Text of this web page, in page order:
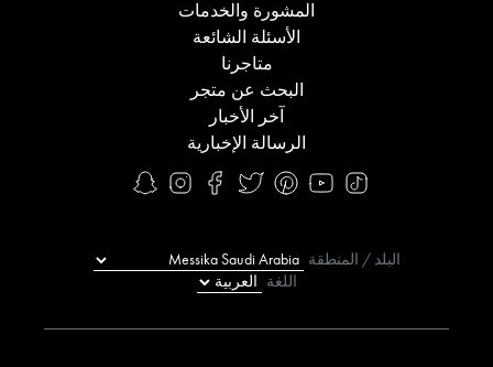
المشورة والخدمات
الأسئلة الشائعة
متاجرنا
البحث عن متجر
آخر الأخبار
الرسالة الإخبارية
البلد / المنطقة
اللغة